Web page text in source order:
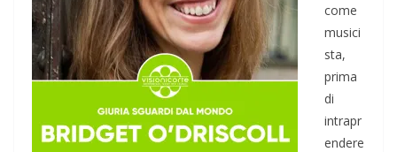
come
musici
sta,
prima
di
intrapr
endere